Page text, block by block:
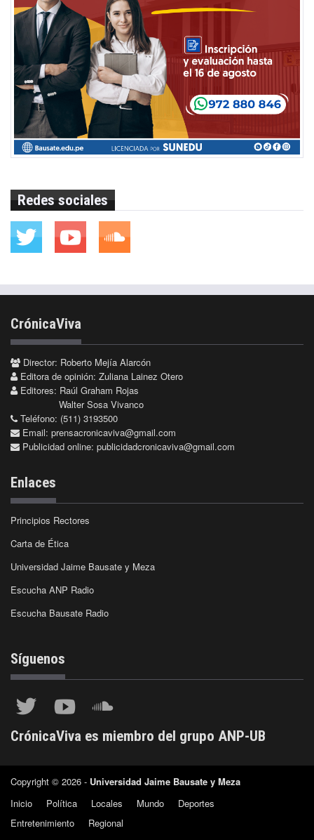
Redes sociales
CrónicaViva
Director: Roberto Mejía Alarcón
Editora de opinión: Zuliana Lainez Otero
Editores: Raúl Graham Rojas
Walter Sosa Vivanco
Teléfono: (511) 3193500
Email: prensacronicaviva@gmail.com
Publicidad online: publicidadcronicaviva@gmail.com
Enlaces
Principios Rectores
Carta de Ética
Universidad Jaime Bausate y Meza
Escucha ANP Radio
Escucha Bausate Radio
Síguenos
CrónicaViva es miembro del grupo ANP-UB
Copyright © 2026 - Universidad Jaime Bausate y Meza
Inicio
Política Locales Mundo
Deportes
Entretenimiento
Regional